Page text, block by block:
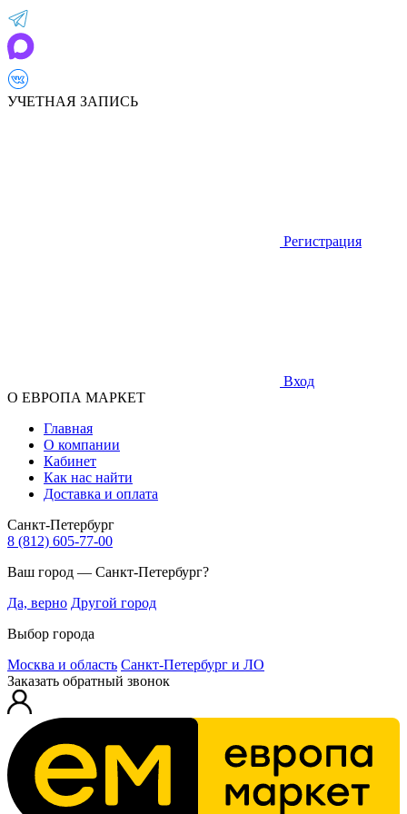
УЧЕТНАЯ ЗАПИСЬ
Регистрация
Вход
О ЕВРОПА МАРКЕТ
Главная
О компании
Кабинет
Как нас найти
Доставка и оплата
Санкт-Петербург
8 (812) 605-77-00
Ваш город — Санкт-Петербург?
Да, верно Другой город
Выбор города
Москва и область Санкт-Петербург и ЛО
Заказать обратный звонок